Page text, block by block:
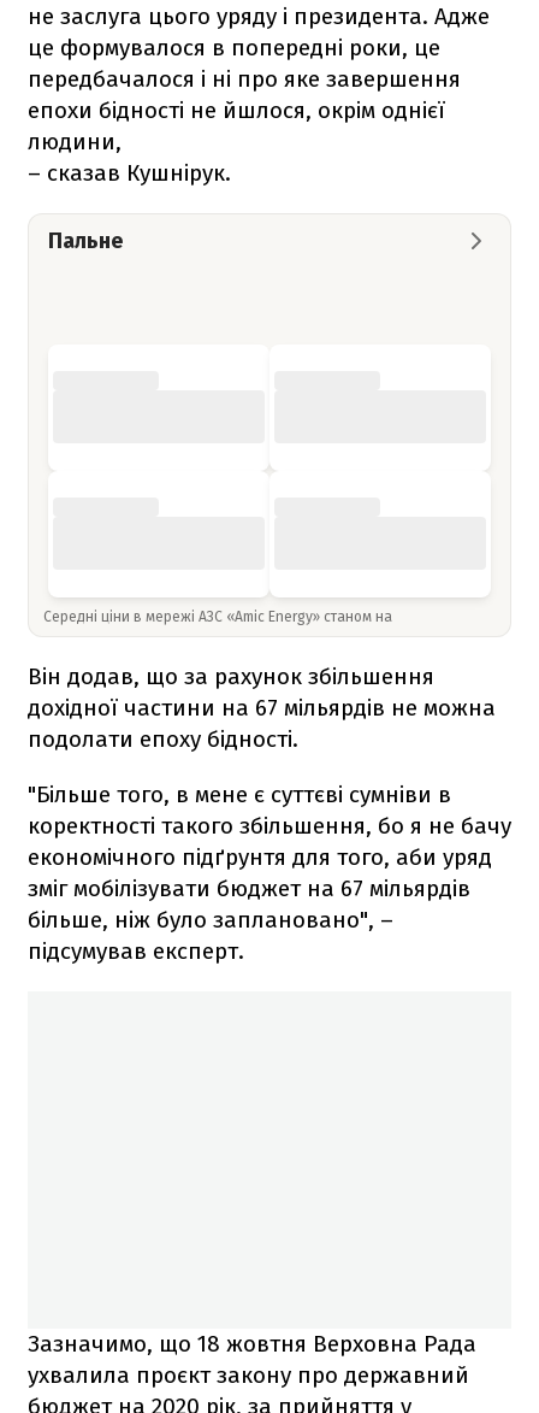
не заслуга цього уряду і президента. Адже
це формувалося в попередні роки, це
передбачалося і ні про яке завершення
епохи бідності не йшлося, окрім однієї
людини,
– сказав Кушнірук.
Пальне
Середні ціни в мережі АЗС «Amic Energy» станом на
Він додав, що за рахунок збільшення
дохідної частини на 67 мільярдів не можна
подолати епоху бідності.
"Більше того, в мене є суттєві сумніви в
коректності такого збільшення, бо я не бачу
економічного підґрунтя для того, аби уряд
зміг мобілізувати бюджет на 67 мільярдів
більше, ніж було заплановано", –
підсумував експерт.
Зазначимо, що 18 жовтня Верховна Рада
ухвалила проєкт закону про державний
бюджет на 2020 рік, за прийняття у